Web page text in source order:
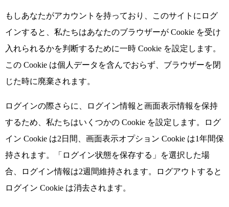
もしあなたがアカウントを持っており、このサイトにログ
インすると、私たちはあなたのブラウザーが Cookie を受け
入れられるかを判断するために一時 Cookie を設定します。
この Cookie は個人データを含んでおらず、ブラウザーを閉
じた時に廃棄されます。
ログインの際さらに、ログイン情報と画面表示情報を保持
するため、私たちはいくつかの Cookie を設定します。ログ
イン Cookie は2日間、画面表示オプション Cookie は1年間保
持されます。「ログイン状態を保存する」を選択した場
合、ログイン情報は2週間維持されます。ログアウトすると
ログイン Cookie は消去されます。